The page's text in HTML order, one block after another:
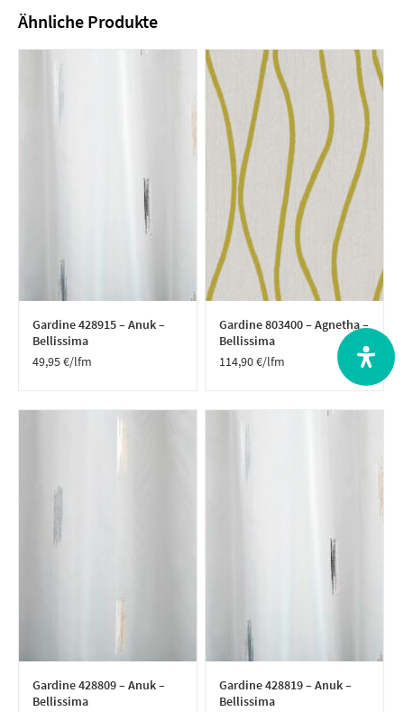
Ähnliche Produkte
Gardine 428915 – Anuk –
Bellissima
49,95€/lfm
Gardine 803400 – Agnetha –
Bellissima
114,90€/lfm
Gardine 428809 – Anuk –
Bellissima
Gardine 428819 – Anuk –
Bellissima